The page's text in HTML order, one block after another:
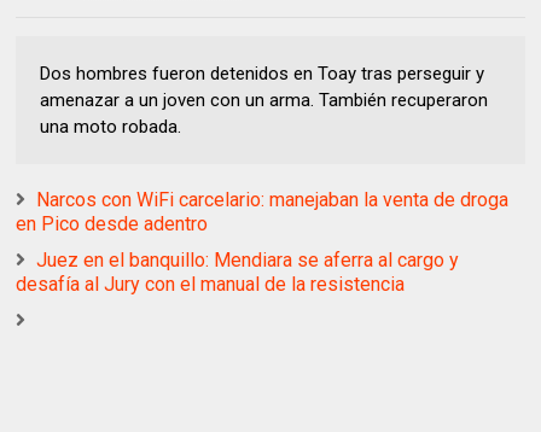
Dos hombres fueron detenidos en Toay tras perseguir y
amenazar a un joven con un arma. También recuperaron
una moto robada.
Narcos con WiFi carcelario: manejaban la venta de droga
en Pico desde adentro
Juez en el banquillo: Mendiara se aferra al cargo y
desafía al Jury con el manual de la resistencia